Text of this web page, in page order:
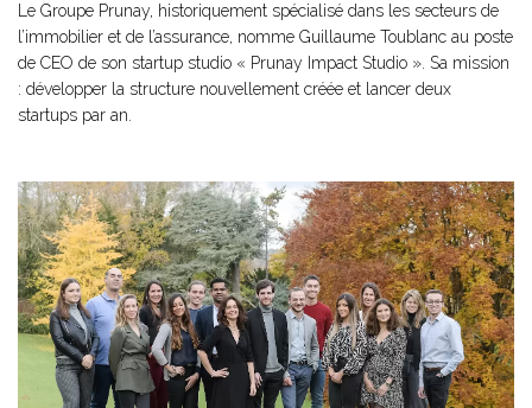
Le Groupe Prunay, historiquement spécialisé dans les secteurs de
l’immobilier et de l’assurance, nomme Guillaume Toublanc au poste
de CEO de son startup studio « Prunay Impact Studio ». Sa mission
: développer la structure nouvellement créée et lancer deux
startups par an.